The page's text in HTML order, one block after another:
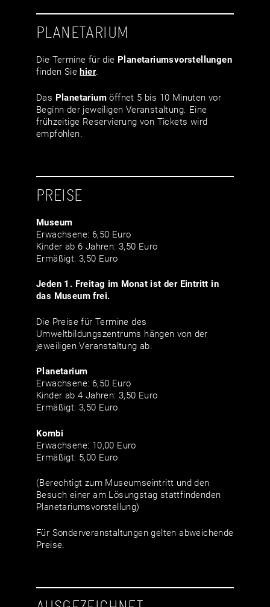
PLANETARIUM
Die Termine für die Planetariumsvor­stellungen
finden Siehier.
Das Planetarium öffnet 5 bis 10 Minuten vor
Beginn der jeweiligen Veranstaltung. Eine
frühzeitige Reservierung von Tickets wird
empfohlen.
PREISE
Museum
Erwachsene: 6,50 Euro
Kinder ab 6 Jahren: 3,50 Euro
Ermäßigt: 3,50 Euro
Jeden 1. Freitag im Monat ist der Eintritt in
das Museum frei.
Die Preise für Termine des
Umweltbildungszentrums hängen von der
jeweiligen Veranstaltung ab.
Planetarium
Erwachsene: 6,50 Euro
Kinder ab 4 Jahren: 3,50 Euro
Ermäßigt: 3,50 Euro
Kombi
Erwachsene: 10,00 Euro
Ermäßigt: 5,00 Euro
(Berechtigt zum Museumseintritt und den
Besuch einer am Lösungstag stattfindenden
Planetariumsvorstellung)
Für Sonderveranstaltungen gelten abweichende
Preise.